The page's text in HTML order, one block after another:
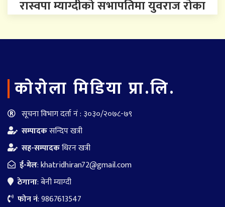
रास्वपा म्याग्दीको सभापतिमा युवराज रोका
काेराेला मिडिया प्रा.लि.
सूचना विभाग दर्ता नं : ३०३०/२०७८-७९
सम्पादकसन्दिप खत्री
सह-सम्पादकधिरन खत्री
ई-मेल:khatridhiran72@gmail.com
ठेगाना: बेनी म्याग्दी
फोन नं: 9867613547